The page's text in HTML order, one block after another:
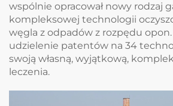
wspólnie opracował nowy rodzaj
kompleksowej technologii
węgla z odpadów z rozpędu opon.
udzielenie patentów na 34
swoją własną, wyjątkową,
leczenia.